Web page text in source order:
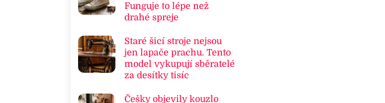
Funguje to lépe než
drahé spreje
Staré šicí stroje nejsou
jen lapače prachu. Tento
model vykupují sběratelé
za desítky tisíc
Češky objevily kouzlo